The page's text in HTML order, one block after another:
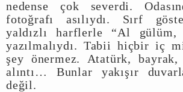
nedense çok severdi.
fotoğrafı asılıydı. Sırf
yaldızlı harflerle “Al
yazılmalıydı. Tabii hiçbir iç
şey önermez. Atatürk,
alıntı… Bunlar yakışır
değil.